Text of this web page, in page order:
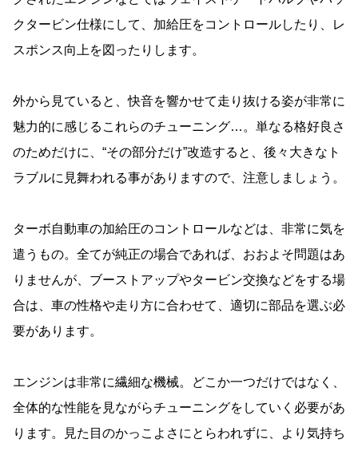
クタービン仕様にして、加給圧をコントロールしたり、レ
スポンス向上を図ったりします。
外から見ていると、快音を響かせて走り抜ける姿が非常に
魅力的に感じるこれらのチューニング…。単なる格好良さ
のためだけに、“その部分だけ”改造すると、後々大きなト
ラブルに見舞われる事がありますので、注意しましょう。
ターボ自動車の加給圧のコントロールなどは、非常に気を
遣うもの。全てが純正の場合であれば、おおよそ問題はあ
りませんが、ブーストアップやタービン交換などをする場
合は、車の性格や走り方に合わせて、適切に部品を選ぶ必
要があります。
エンジンは非常に繊細な機械。どこか一つだけではなく、
全体的な性能を見ながらチューニングをしていく必要があ
ります。見た目のかっこよさにとらわれずに、より気持ち